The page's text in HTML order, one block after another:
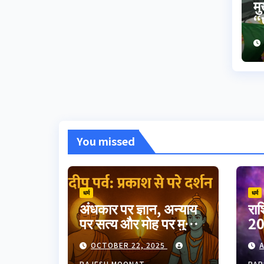
You missed
धर्म
अंधकार पर ज्ञान, अन्याय
पर सत्य और मोह पर मुक्ति
का उत्सव दीपावली।
भारतीय परंपरा का यह
OCTOBER 22, 2025
धर्म